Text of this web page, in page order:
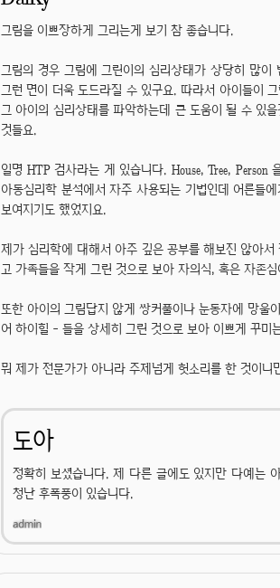
그림을 이쁘장하게 그리는게 보기 참 좋습니다.
그림의 경우 그림에 그린이의 심리상태가 상당히 많
그런 면이 더욱 도드라질 수 있구요. 따라서 아이들이
그 아이의 심리상태를 파악하는데 큰 도움이 될 수 있
것들요.
일명 HTP 검사라는 게 있습니다. House, Tree, Person
아동심리학 분석에서 자주 사용되는 기법인데 어른들
보여지기도 했었지요.
제가 심리학에 대해서 아주 깊은 공부를 해보진 않아
고 가족들을 작게 그린 것으로 보아 자의식, 혹은 자존
또한 아이의 그림답지 않게 쌍커풀이나 눈동자에 망
어 하이힐 - 들을 상세히 그린 것으로 보아 이쁘게 꾸
뭐 제가 전문가가 아니라 주제넘게 헛소리를 한 것이
도아
정확히 보셨습니다. 제 다른 글에도 있지만 다예는
청난 후폭풍이 있습니다.